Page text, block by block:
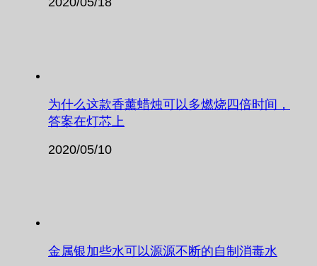
为什么这款香薰蜡烛可以多燃烧四倍时间，
答案在灯芯上
2020/05/10
金属银加些水可以源源不断的自制消毒水